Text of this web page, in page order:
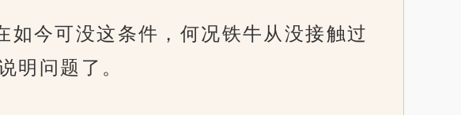
今可没这条件，何况铁牛从没接触过
明问题了。